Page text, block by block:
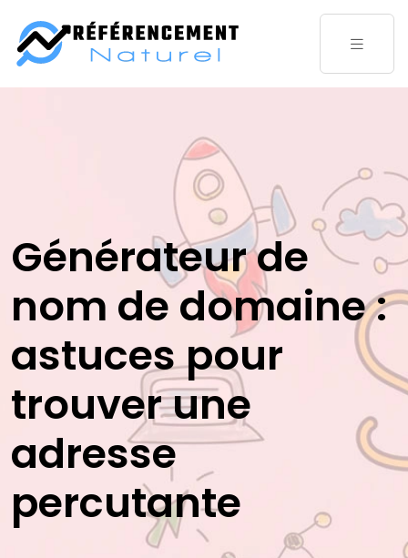
Générateur de
nom de domaine :
astuces pour
trouver une
adresse
percutante